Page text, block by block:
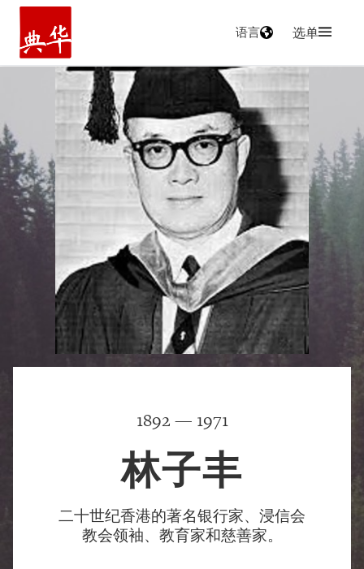
主页
语言 选单
1892 — 1971
林子丰
二十世纪香港的著名银行家、浸信会
教会领袖、教育家和慈善家。